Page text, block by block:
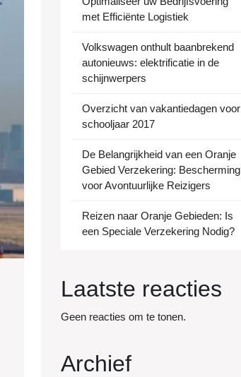
met Efficiënte Logistiek
Volkswagen onthult baanbrekend
autonieuws: elektrificatie in de
schijnwerpers
Overzicht van vakantiedagen voor
schooljaar 2017
De Belangrijkheid van een Oranje
Gebied Verzekering: Bescherming
voor Avontuurlijke Reizigers
Reizen naar Oranje Gebieden: Is
een Speciale Verzekering Nodig?
Laatste reacties
Geen reacties om te tonen.
Archief